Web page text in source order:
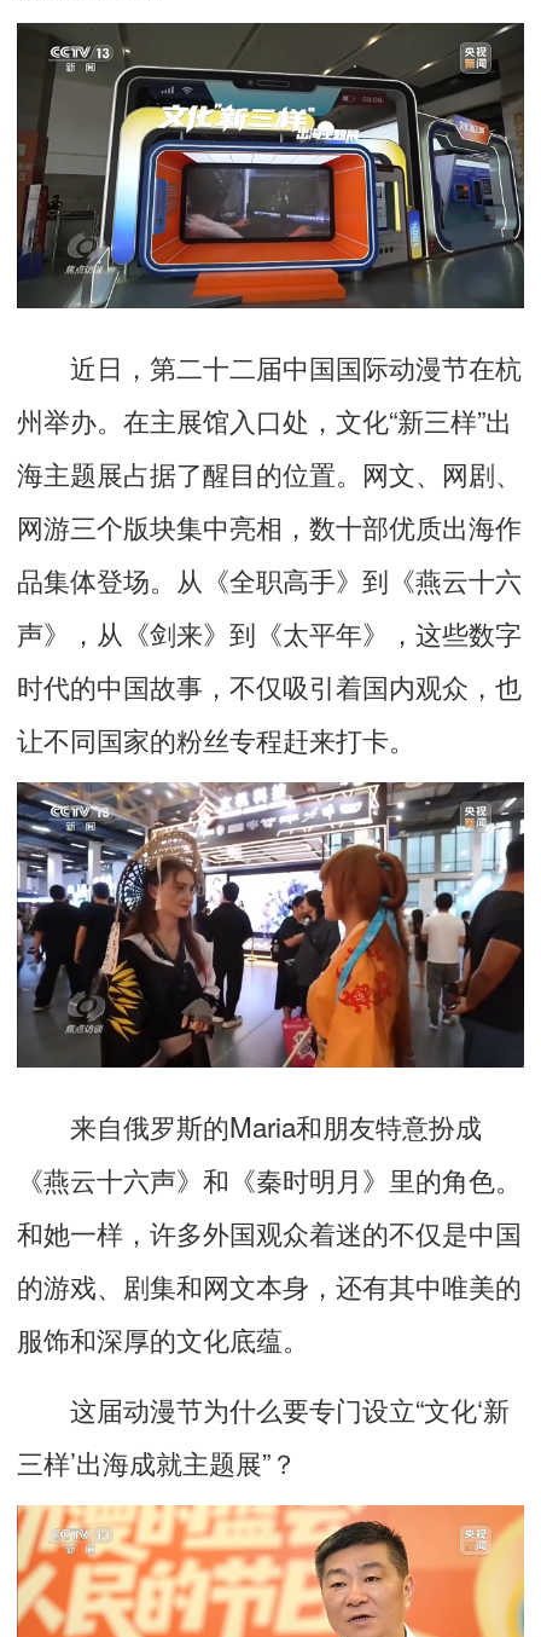
近日，第二十二届中国国际动漫节在杭
州举办。在主展馆入口处，文化“新三样”出
海主题展占据了醒目的位置。网文、网剧、
网游三个版块集中亮相，数十部优质出海作
品集体登场。从《全职高手》到《燕云十六
声》，从《剑来》到《太平年》，这些数字
时代的中国故事，不仅吸引着国内观众，也
让不同国家的粉丝专程赶来打卡。
来自俄罗斯的Maria和朋友特意扮成
《燕云十六声》和《秦时明月》里的角色。
和她一样，许多外国观众着迷的不仅是中国
的游戏、剧集和网文本身，还有其中唯美的
服饰和深厚的文化底蕴。
这届动漫节为什么要专门设立“文化‘新
三样’出海成就主题展”？